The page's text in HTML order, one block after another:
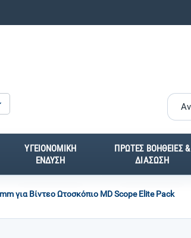
ΥΓΕΙΟΝΟΜΙΚΗ
ΕΝΔΥΣΗ
ΠΡΩΤΕΣ ΒΟΗΘΕΙΕΣ &
ΔΙΑΣΩΣΗ
για Βίντεο Ωτοσκόπιο MD Scope Elite Pack